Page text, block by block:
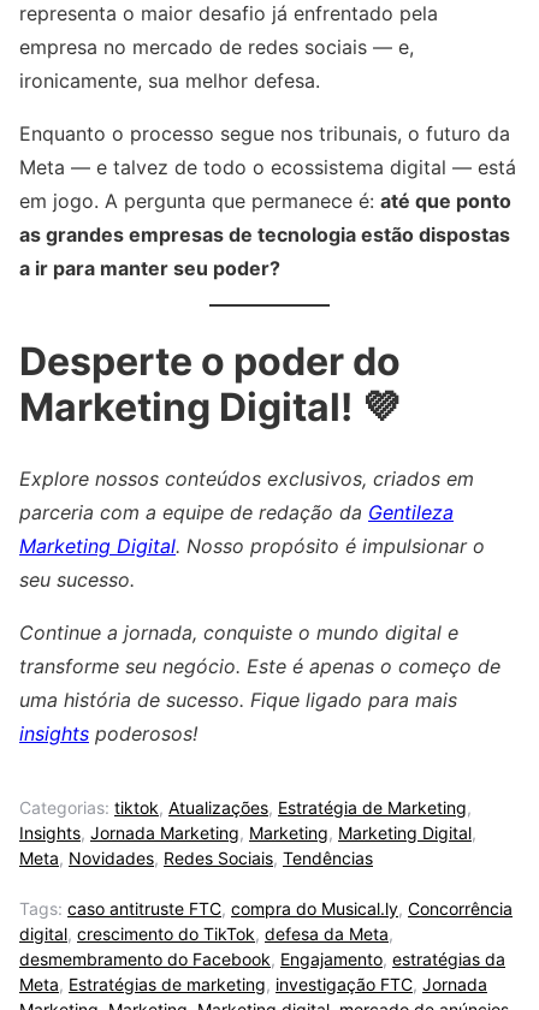
representa o maior desafio já enfrentado pela
empresa no mercado de redes sociais — e,
ironicamente, sua melhor defesa.
Enquanto o processo segue nos tribunais, o futuro da
Meta — e talvez de todo o ecossistema digital — está
em jogo. A pergunta que permanece é: até que ponto
as grandes empresas de tecnologia estão dispostas
a ir para manter seu poder?
Desperte o poder do
Marketing Digital! 💜
Explore nossos conteúdos exclusivos, criados em
parceria com a equipe de redação da Gentileza
Marketing Digital. Nosso propósito é impulsionar o
seu sucesso.
Continue a jornada, conquiste o mundo digital e
transforme seu negócio. Este é apenas o começo de
uma história de sucesso. Fique ligado para mais
insights poderosos!
Categorias: tiktok, Atualizações, Estratégia de Marketing,
Insights, Jornada Marketing, Marketing, Marketing Digital,
Meta, Novidades, Redes Sociais, Tendências
Tags: caso antitruste FTC, compra do Musical.ly, Concorrência
digital, crescimento do TikTok, defesa da Meta,
desmembramento do Facebook, Engajamento, estratégias da
Meta, Estratégias de marketing, investigação FTC, Jornada